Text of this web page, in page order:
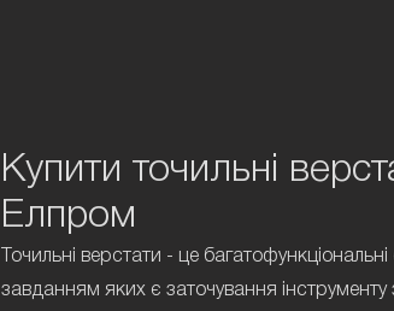
Купити точильні
Елпром
Точильні верстати - це
завданням яких є заточування інструменту